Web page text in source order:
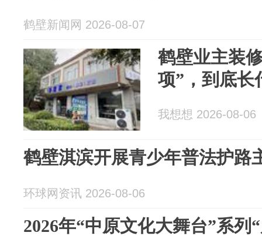
鹤壁新闻网 2026-08-07
鹤壁业主装
项”，到底长
我想想 2026-08-06
鹤壁淇滨开展青少年普法护路
环球网资讯 2026-08-06
2026年“中原文化大舞台”系列